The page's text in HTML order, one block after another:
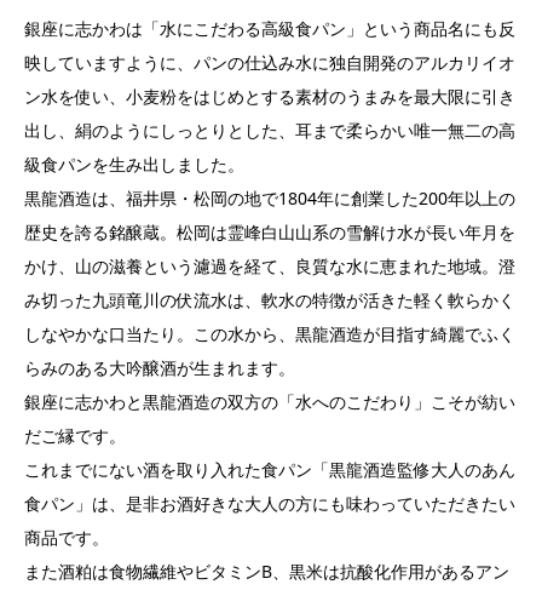
銀座に志かわは「水にこだわる高級食パン」という商品名にも反
映していますように、パンの仕込み水に独自開発のアルカリイオ
ン水を使い、小麦粉をはじめとする素材のうまみを最大限に引き
出し、絹のようにしっとりとした、耳まで柔らかい唯一無二の高
級食パンを生み出しました。
黒龍酒造は、福井県・松岡の地で1804年に創業した200年以上の
歴史を誇る銘醸蔵。松岡は霊峰白山山系の雪解け水が長い年月を
かけ、山の滋養という濾過を経て、良質な水に恵まれた地域。澄
み切った九頭竜川の伏流水は、軟水の特徴が活きた軽く軟らかく
しなやかな口当たり。この水から、黒龍酒造が目指す綺麗でふく
らみのある大吟醸酒が生まれます。
銀座に志かわと黒龍酒造の双方の「水へのこだわり」こそが紡い
だご縁です。
これまでにない酒を取り入れた食パン「黒龍酒造監修大人のあん
食パン」は、是非お酒好きな大人の方にも味わっていただきたい
商品です。
また酒粕は食物繊維やビタミンB、黒米は抗酸化作用があるアン